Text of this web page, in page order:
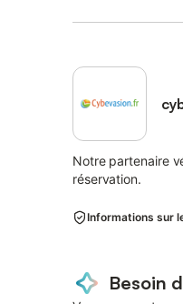
Notre partenaire
réservation.
Informations sur
Besoin